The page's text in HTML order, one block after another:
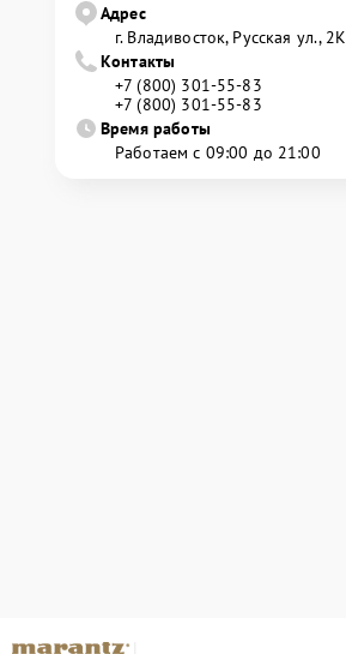
Адрес
г. Владивосток, Русская ул., 2К
Контакты
+7 (800) 301-55-83
+7 (800) 301-55-83
Время работы
Работаем с 09:00 до 21:00